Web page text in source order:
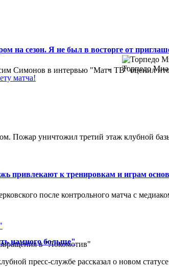
на сезон. Я не был в восторге от
Симонов в интервью "Матч ТВ" оценил
Пожар уничтожил третий этаж клубной
привлекают к тренировкам и играм
после контрольного матча с
намного больше"
пресс-службе рассказал о новом
-
Торпедо
матча!
в "Локомотив"